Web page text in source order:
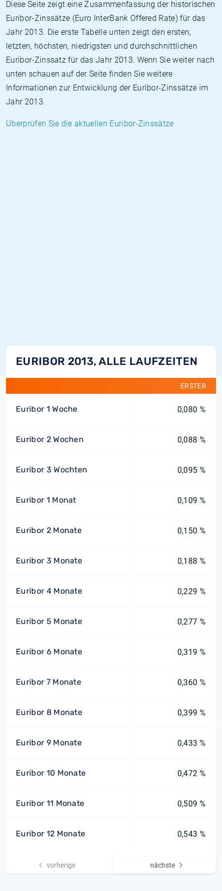
Diese Seite zeigt eine Zusammenfassung der historischen
Euribor-Zinssätze (Euro InterBank Offered Rate) für das
Jahr 2013. Die erste Tabelle unten zeigt den ersten,
letzten, höchsten, niedrigsten und durchschnittlichen
Euribor-Zinssatz für das Jahr 2013. Wenn Sie weiter nach
unten schauen auf der Seite finden Sie weitere
Informationen zur Entwicklung der Euribor-Zinssätze im
Jahr 2013.
Überprüfen Sie die aktuellen Euribor-Zinssätze
EURIBOR 2013, ALLE LAUFZEITEN
ERSTER
Euribor 1 Woche 0,080 %
Euribor 2 Wochen 0,088 %
Euribor 3 Wochten 0,095 %
Euribor 1 Monat 0,109 %
Euribor 2 Monate 0,150 %
Euribor 3 Monate 0,188 %
Euribor 4 Monate 0,229 %
Euribor 5 Monate 0,277 %
Euribor 6 Monate 0,319 %
Euribor 7 Monate 0,360 %
Euribor 8 Monate 0,399 %
Euribor 9 Monate 0,433 %
Euribor 10 Monate 0,472 %
Euribor 11 Monate 0,509 %
Euribor 12 Monate 0,543 %
vorherige nächste